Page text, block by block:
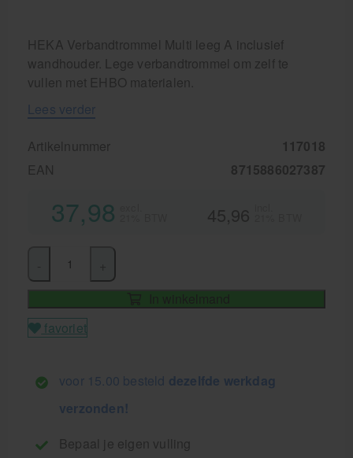
HEKA Verbandtrommel Multi leeg A inclusief
wandhouder. Lege verbandtrommel om zelf te
vullen met EHBO materialen.
Lees verder
Artikelnummer
117018
EAN
8715886027387
37,98 45,96
In winkelmand
favoriet
voor 15.00 besteld dezelfde werkdag
verzonden!
Bepaal je eigen vulling